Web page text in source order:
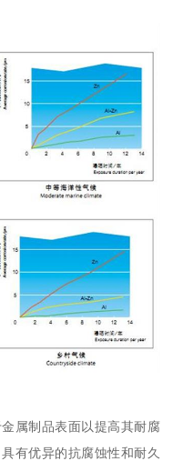
属制品表面以提高其耐腐
有优异的抗腐蚀性和耐久